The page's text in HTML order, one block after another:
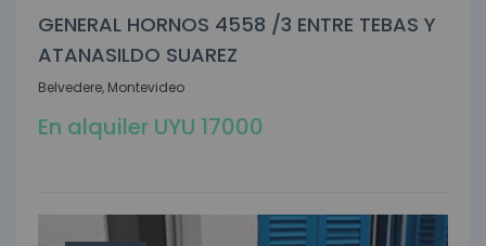
GENERAL HORNOS 4558 /3 ENTRE TEBAS Y
ATANASILDO SUAREZ
Belvedere, Montevideo
En alquiler UYU 17000